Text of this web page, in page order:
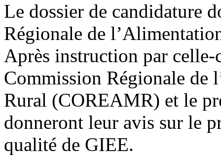
Le dossier de candidature
Régionale de
Après instruction par
Commission Régionale de
Rural (COREAMR) et le
donneront leur avis sur le
qualité de GIEE.